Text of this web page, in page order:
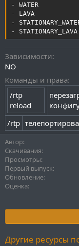
- WATER
- LAVA
-
- STATIONARY_LAVA
Зависимости
NO
Команды и права
/rtp
reload
/rtp
Автор
Скачивания
Просмотры
Первый выпуск
Обновление
Оценка
Другие ресурсы